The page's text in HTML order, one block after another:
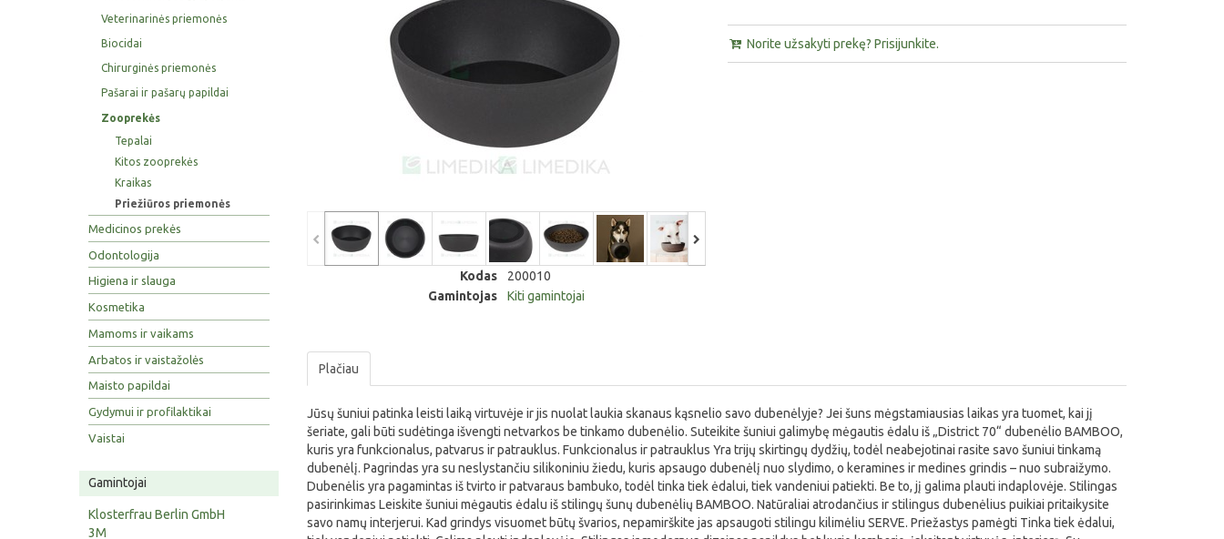
Veterinarinės priemonės
Biocidai
Chirurginės priemonės
Pašarai ir pašarų papildai
Zooprekės
Tepalai
Kitos zooprekės
Kraikas
Priežiūros priemonės
Medicinos prekės
Odontologija
Higiena ir slauga
Kosmetika
Mamoms ir vaikams
Arbatos ir vaistažolės
Maisto papildai
Gydymui ir profilaktikai
Vaistai
Gamintojai
Klosterfrau Berlin GmbH
3M
Kodas
200010
Gamintojas
Kiti gamintojai
Norite užsakyti prekę? Prisijunkite.
Plačiau
Jūsų šuniui patinka leisti laiką virtuvėje ir jis nuolat laukia skanaus kąsnelio savo dubenėlyje? Jei šuns mėgstamiausias laikas yra tuomet, kai jį
šeriate, gali būti sudėtinga išvengti netvarkos be tinkamo dubenėlio. Suteikite šuniui galimybę mėgautis ėdalu iš „District 70“ dubenėlio BAMBOO,
kuris yra funkcionalus, patvarus ir patrauklus. Funkcionalus ir patrauklus Yra trijų skirtingų dydžių, todėl neabejotinai rasite savo šuniui tinkamą
dubenėlį. Pagrindas yra su neslystančiu silikoniniu žiedu, kuris apsaugo dubenėlį nuo slydimo, o keramines ir medines grindis – nuo subraižymo.
Dubenėlis yra pagamintas iš tvirto ir patvaraus bambuko, todėl tinka tiek ėdalui, tiek vandeniui patiekti. Be to, jį galima plauti indaplovėje. Stilingas
pasirinkimas Leiskite šuniui mėgautis ėdalu iš stilingų šunų dubenėlių BAMBOO. Natūraliai atrodančius ir stilingus dubenėlius puikiai pritaikysite
savo namų interjerui. Kad grindys visuomet būtų švarios, nepamirškite jas apsaugoti stilingu kilimėliu SERVE. Priežastys pamėgti Tinka tiek ėdalui,